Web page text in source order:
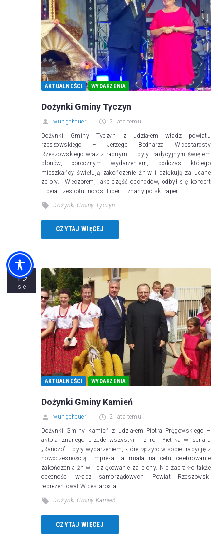
AKTUALNOŚCI WYDARZENIA
Dożynki Gminy Tyczyn
wungeheuer 2 lata temu
Dożynki Gminy Tyczyn z udziałem władz powiatu
rzeszowskiego – Jerzego Bednarza Wicestarosty
Rzeszowskiego wraz z radnymi – były tradycyjnym świętem
plonów, corocznym wydarzeniem, podczas którego
mieszkańcy świętują zakończenie żniw i dziękują za udane
zbiory. Wieczorem, jako część obchodów, odbył się koncert
Libera i zespołu Inoros. Liber – znany polski raper…
Dożynki Gminy Tyczyn
CZYTAJ WIĘCEJ
19
sie
AKTUALNOŚCI WYDARZENIA
Dożynki Gminy Kamień
wungeheuer 2 lata temu
Dożynki Gminy Kamień z udziałem Piotra Pręgowskiego –
aktora znanego przede wszystkim z roli Pietrka w serialu
„Ranczo” – były wydarzeniem, które łączyło w sobie tradycję z
nowoczesnością. Impreza ta miała na celu celebrowanie
zakończenia żniw i dziękowanie za plony. Nie zabrakło także
obecności władz samorządowych. Powiat Rzeszowski
reprezentował Wicestarosta…
Dożynki Gminy Kamień
CZYTAJ WIĘCEJ